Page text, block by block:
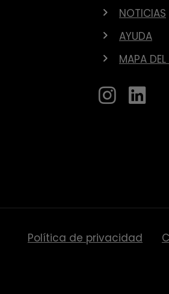
NOTICIAS
AYUDA
MAPA
Política de privacidad